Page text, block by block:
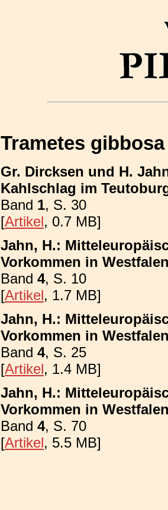
Trametes gibbosa
Gr. Dircksen und H.
Kahlschlag im
Band 1, S. 30
[Artikel, 0.7 MB]
Jahn, H.:
Vorkommen in
Band 4, S. 10
[Artikel, 1.7 MB]
Jahn, H.:
Vorkommen in
Band 4, S. 25
[Artikel, 1.4 MB]
Jahn, H.:
Vorkommen in
Band 4, S. 70
[Artikel, 5.5 MB]